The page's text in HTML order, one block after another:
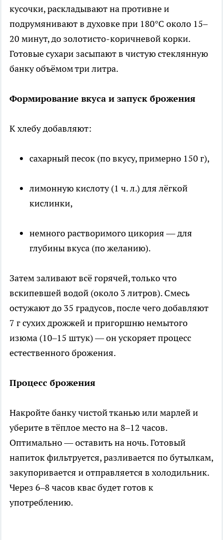
кусочки, раскладывают на противне и
подрумянивают в духовке при 180°C около 15–
20 минут, до золотисто-коричневой корки.
Готовые сухари засыпают в чистую стеклянную
банку объёмом три литра.
Формирование вкуса и запуск брожения
К хлебу добавляют:
сахарный песок (по вкусу, примерно 150 г),
лимонную кислоту (1 ч. л.) для лёгкой
кислинки,
немного растворимого цикория — для
глубины вкуса (по желанию).
Затем заливают всё горячей, только что
вскипевшей водой (около 3 литров). Смесь
остужают до 35 градусов, после чего добавляют
7 г сухих дрожжей и пригоршню немытого
изюма (10–15 штук) — он ускоряет процесс
естественного брожения.
Процесс брожения
Накройте банку чистой тканью или марлей и
уберите в тёплое место на 8–12 часов.
Оптимально — оставить на ночь. Готовый
напиток фильтруется, разливается по бутылкам,
закупоривается и отправляется в холодильник.
Через 6–8 часов квас будет готов к
употреблению.